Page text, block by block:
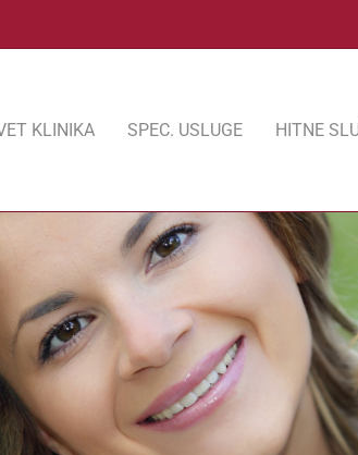
KLINIKA SPEC. USLUGE HITNE